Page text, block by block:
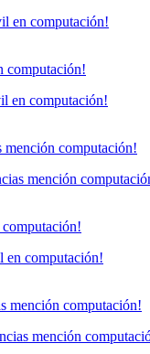
en computación!
en computación!
mención
en computación!
mención